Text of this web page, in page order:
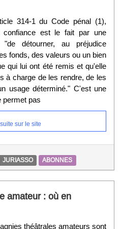
314-1 du Code pénal (1),
confiance est le fait par une
"de détourner, au préjudice
fonds, des valeurs ou un bien
qui lui ont été remis et qu'elle
à charge de les rendre, de les
usage déterminé." C'est une
permet pas
sur le site
JURIASSO ABONNES
amateur : où en
théâtrales amateurs sont